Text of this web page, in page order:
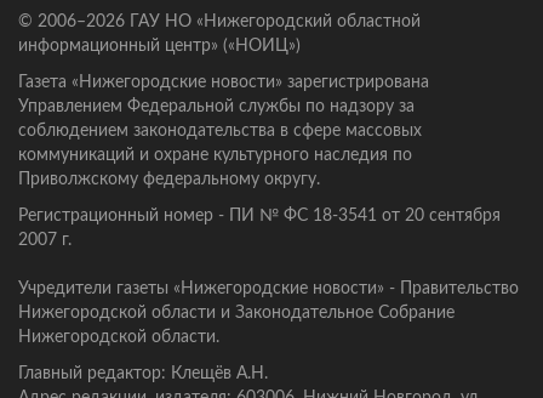
© 2006–2026 ГАУ НО «Нижегородский областной
информационный центр» («НОИЦ»)
Газета «Нижегородские новости» зарегистрирована
Управлением Федеральной службы по надзору за
соблюдением законодательства в сфере массовых
коммуникаций и охране культурного наследия по
Приволжскому федеральному округу.
Регистрационный номер - ПИ № ФС 18-3541 от 20 сентября
2007 г.
Учредители газеты «Нижегородские новости» - Правительство
Нижегородской области и Законодательное Собрание
Нижегородской области.
Главный редактор: Клещёв А.Н.